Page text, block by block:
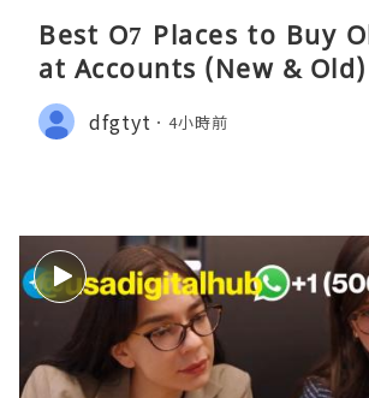
Best O7 Places to Buy
at Accounts (New & Old)
dfgtyt 4小時前